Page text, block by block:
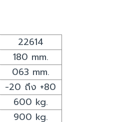
22614
180 mm.
063 mm.
-20 ถึง +80
600 kg.
900 kg.